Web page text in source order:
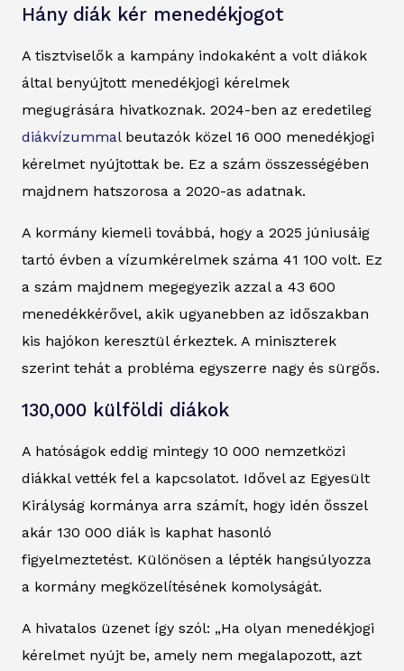
Hány diák kér menedékjogot
A tisztviselők a kampány indokaként a volt diákok
által benyújtott menedékjogi kérelmek
megugrására hivatkoznak. 2024-ben az eredetileg
diákvízummalbeutazók közel 16 000 menedékjogi
kérelmet nyújtottak be. Ez a szám összességében
majdnem hatszorosa a 2020-as adatnak.
A kormány kiemeli továbbá, hogy a 2025 júniusáig
tartó évben a vízumkérelmek száma 41 100 volt. Ez
a szám majdnem megegyezik azzal a 43 600
menedékkérővel, akik ugyanebben az időszakban
kis hajókon keresztül érkeztek. A miniszterek
szerint tehát a probléma egyszerre nagy és sürgős.
130,000 külföldi diákok
A hatóságok eddig mintegy 10 000 nemzetközi
diákkal vették fel a kapcsolatot. Idővel az Egyesült
Királyság kormánya arra számít, hogy idén ősszel
akár 130 000 diák is kaphat hasonló
figyelmeztetést. Különösen a lépték hangsúlyozza
a kormány megközelítésének komolyságát.
A hivatalos üzenet így szól: „Ha olyan menedékjogi
kérelmet nyújt be, amely nem megalapozott, azt